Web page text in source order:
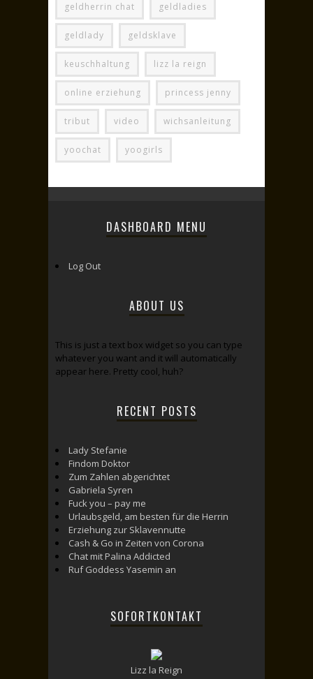
geldherrin chat geldladies
geldlady geldsklave
keuschhaltung lizz la reign
online erziehung princess jenny
tribut video wichsanleitung
yoochat yoogirls
DASHBOARD MENU
Log Out
ABOUT US
This is just a text box widget so you can type
whatever you want and it will automatically
appear here. Pretty cool, huh?
RECENT POSTS
Lady Stefanie
Findom Doktor
Zum Zahlen abgerichtet
Gabriela Syren
Fuck you – pay me
Urlaubsgeld, am besten für die Herrin
Erziehung zur Sklavennutte
Cash & Go in Zeiten von Corona
Chat mit Palina Addicted
Ruf Goddess Yasemin an
SOFORTKONTAKT
Lizz la Reign